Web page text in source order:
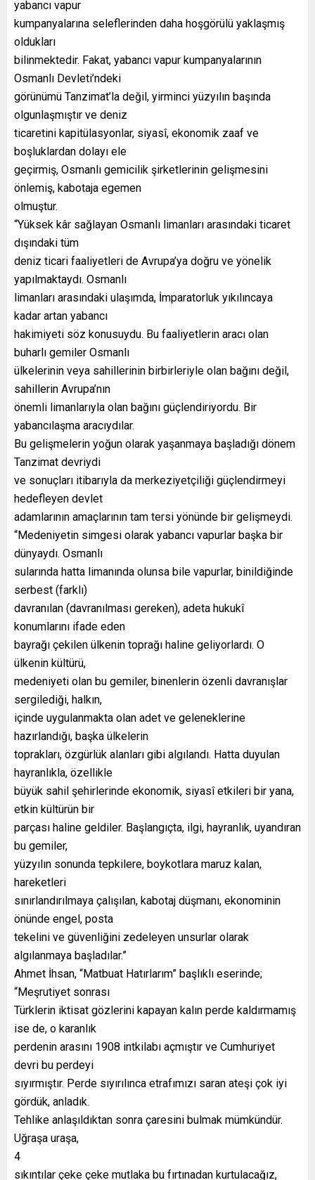
yabancı vapur
kumpanyalarına seleflerinden daha hoşgörülü yaklaşmış
oldukları
bilinmektedir. Fakat, yabancı vapur kumpanyalarının
Osmanlı Devleti’ndeki
görünümü Tanzimat’la değil, yirminci yüzyılın başında
olgunlaşmıştır ve deniz
ticaretini kapitülasyonlar, siyasî, ekonomik zaaf ve
boşluklardan dolayı ele
geçirmiş, Osmanlı gemicilik şirketlerinin gelişmesini
önlemiş, kabotaja egemen
olmuştur.
“Yüksek kâr sağlayan Osmanlı limanları arasındaki ticaret
dışındaki tüm
deniz ticari faaliyetleri de Avrupa’ya doğru ve yönelik
yapılmaktaydı. Osmanlı
limanları arasındaki ulaşımda, İmparatorluk yıkılıncaya
kadar artan yabancı
hakimiyeti söz konusuydu. Bu faaliyetlerin aracı olan
buharlı gemiler Osmanlı
ülkelerinin veya sahillerinin birbirleriyle olan bağını değil,
sahillerin Avrupa’nın
önemli limanlarıyla olan bağını güçlendiriyordu. Bir
yabancılaşma aracıydılar.
Bu gelişmelerin yoğun olarak yaşanmaya başladığı dönem
Tanzimat devriydi
ve sonuçları itibarıyla da merkeziyetçiliği güçlendirmeyi
hedefleyen devlet
adamlarının amaçlarının tam tersi yönünde bir gelişmeydi.
“Medeniyetin simgesi olarak yabancı vapurlar başka bir
dünyaydı. Osmanlı
sularında hatta limanında olunsa bile vapurlar, binildiğinde
serbest (farklı)
davranılan (davranılması gereken), adeta hukukî
konumlarını ifade eden
bayrağı çekilen ülkenin toprağı haline geliyorlardı. O
ülkenin kültürü,
medeniyeti olan bu gemiler, binenlerin özenli davranışlar
sergilediği, halkın,
içinde uygulanmakta olan adet ve geleneklerine
hazırlandığı, başka ülkelerin
toprakları, özgürlük alanları gibi algılandı. Hatta duyulan
hayranlıkla, özellikle
büyük sahil şehirlerinde ekonomik, siyasî etkileri bir yana,
etkin kültürün bir
parçası haline geldiler. Başlangıçta, ilgi, hayranlık, uyandıran
bu gemiler,
yüzyılın sonunda tepkilere, boykotlara maruz kalan,
hareketleri
sınırlandırılmaya çalışılan, kabotaj düşmanı, ekonominin
önünde engel, posta
tekelini ve güvenliğini zedeleyen unsurlar olarak
algılanmaya başladılar.”
Ahmet İhsan, “Matbuat Hatırlarım” başlıklı eserinde;
“Meşrutiyet sonrası
Türklerin iktisat gözlerini kapayan kalın perde kaldırmamış
ise de, o karanlık
perdenin arasını 1908 intkilabı açmıştır ve Cumhuriyet
devri bu perdeyi
sıyırmıştır. Perde sıyırılınca etrafımızı saran ateşi çok iyi
gördük, anladık.
Tehlike anlaşıldıktan sonra çaresini bulmak mümkündür.
Uğraşa uraşa,
4
sıkıntılar çeke çeke mutlaka bu fırtınadan kurtulacağız,